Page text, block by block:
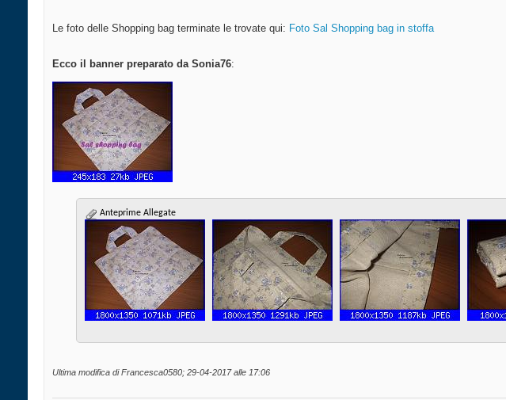
Le foto delle Shopping bag terminate le trovate qui: Foto Sal Shopping bag in stoffa
Ecco il banner preparato da Sonia76:
Anteprime Allegate
Ultima modifica di Francesca0580; 29-04-2017 alle 17:06